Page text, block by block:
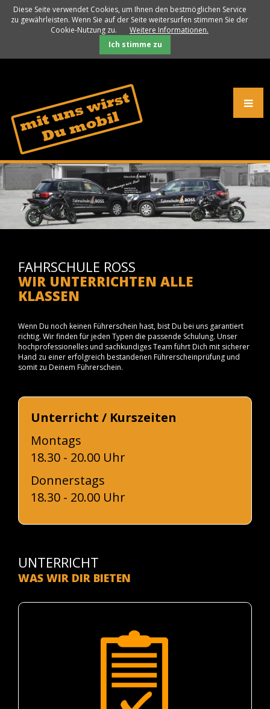
FAHRSCHULE ROSS
WIR UNTERRICHTEN ALLE
KLASSEN
Wenn Du noch keinen Führerschein hast, bist Du bei uns garantiert
richtig. Wir finden für jeden Typen die passende Schulung. Unser
hochprofessionelles und sachkundiges Team führt Dich mit sicherer
Hand zu einer erfolgreich bestandenen Führerscheinprüfung und
somit zu Deinem Führerschein.
Unterricht / Kurszeiten
Montags
18.30 - 20.00 Uhr
Donnerstags
18.30 - 20.00 Uhr
UNTERRICHT
WAS WIR DIR BIETEN
Diese Seite verwendet Cookies, um Ihnen den bestmöglichen Service
zu gewährleisten. Wenn Sie auf der Seite weitersurfen stimmen Sie der
Cookie-Nutzung zu.
Weitere Informationen.
Ich stimme zu